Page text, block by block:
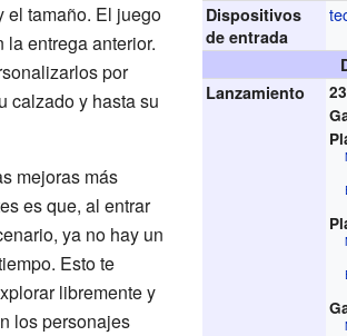
Dispositivos
de entrada
Lanzamiento
tamaño. El juego
entrega anterior.
por
calzado y hasta su
mejoras más
es que, al entrar
ya no hay un
Esto te
libremente y
los personajes